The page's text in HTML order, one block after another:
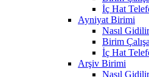
İç Hat
Ayniyat Birimi
Nasıl
Birim
İç Hat
Arşiv Birimi
Nasıl